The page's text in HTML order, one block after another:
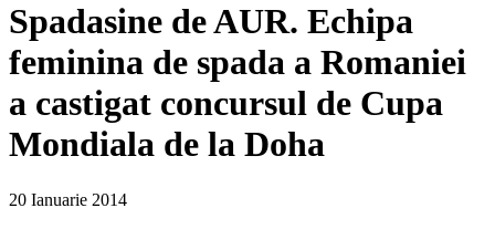
Spadasine de AUR. Echipa
feminina de spada a Romaniei
a castigat concursul de Cupa
Mondiala de la Doha
20 Ianuarie 2014